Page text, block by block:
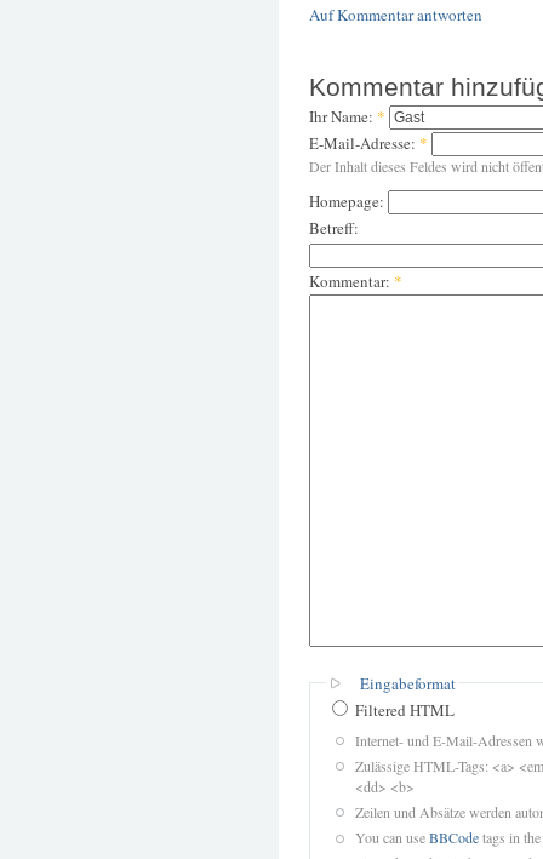
Auf Kommentar antworten
Kommentar
Ihr Name: *
E-Mail-Adresse: *
Der Inhalt dieses Feldes wird nicht
Homepage:
Betreff:
Kommentar: *
Eingabeformat
Filtered HTML
Internet- und E-Mail-Adressen
Zulässige HTML-Tags: <a>
<dd> <b>
Zeilen und Absätze werden
You can useBBCodetags in